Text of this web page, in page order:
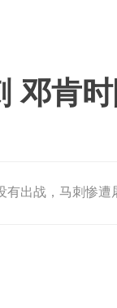
邓肯
有出战，马刺惨遭